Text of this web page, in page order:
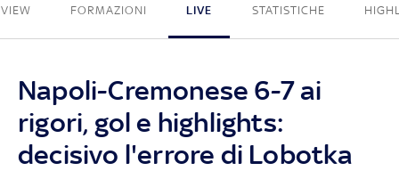
FORMAZIONI LIVE STATISTICHE
Napoli-Cremonese 6-7 ai
rigori, gol e highlights:
decisivo l'errore di Lobotka